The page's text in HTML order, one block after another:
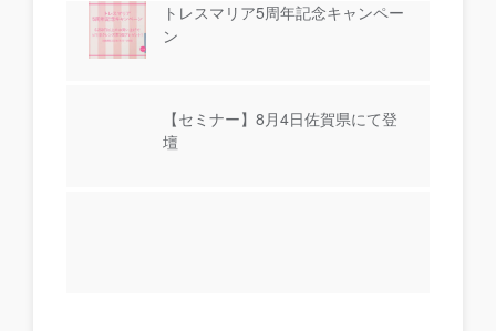
トレスマリア5周年記念キャンペー
ン
【セミナー】8月4日佐賀県にて登
壇